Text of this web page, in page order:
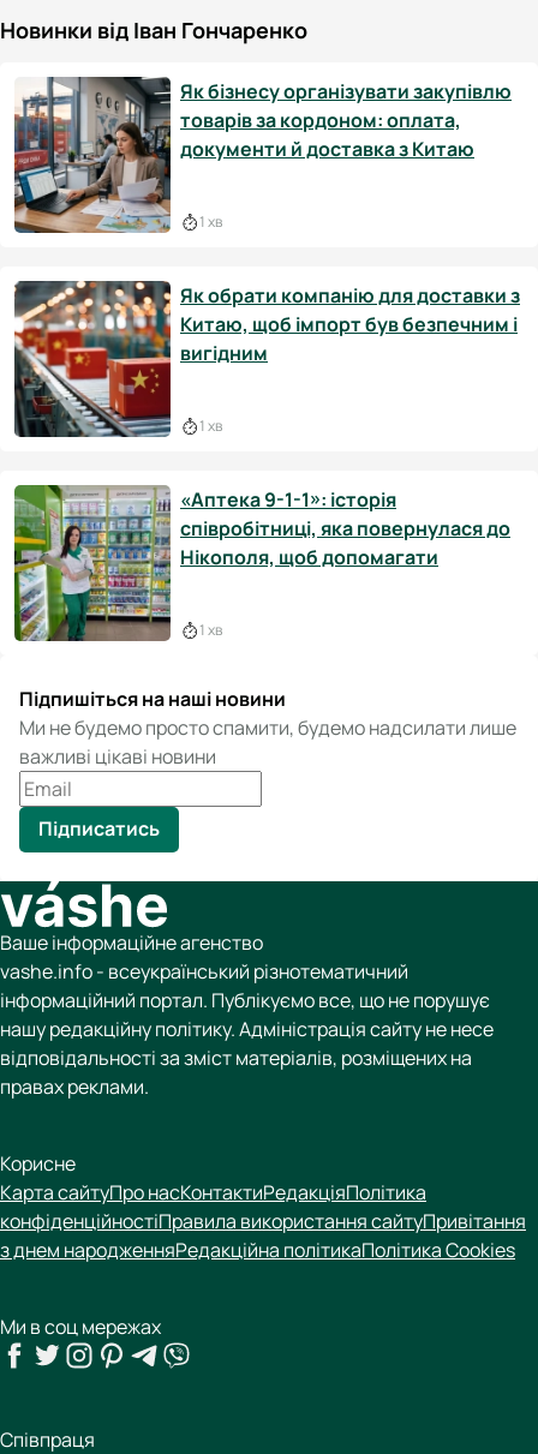
Новинки від Іван Гончаренко
Як бізнесу організувати закупівлю
товарів за кордоном: оплата,
документи й доставка з Китаю
1 хв
Як обрати компанію для доставки з
Китаю, щоб імпорт був безпечним і
вигідним
1 хв
«Аптека 9-1-1»: історія
співробітниці, яка повернулася до
Нікополя, щоб допомагати
1 хв
Підпишіться на наші новини
Ми не будемо просто спамити, будемо надсилати лише
важливі цікаві новини
Підписатись
Ваше інформаційне агенство
vashe.info - всеукраїнський різнотематичний
інформаційний портал. Публікуємо все, що не порушує
нашу редакційну політику. Адміністрація сайту не несе
відповідальності за зміст матеріалів, розміщених на
правах реклами.
Корисне
Карта сайтуПро насКонтактиРедакціяПолітика
конфіденційностіПравила використання сайтуПривітання
з днем народженняРедакційна політикаПолітика Cookies
Ми в соц мережах
Співпраця